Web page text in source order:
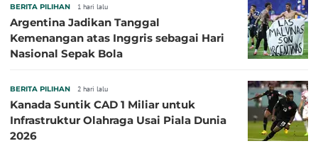
BERITA PILIHAN 1 hari lalu
Argentina Jadikan Tanggal
Kemenangan atas Inggris sebagai Hari
Nasional Sepak Bola
BERITA PILIHAN 2 hari lalu
Kanada Suntik CAD 1 Miliar untuk
Infrastruktur Olahraga Usai Piala Dunia
2026